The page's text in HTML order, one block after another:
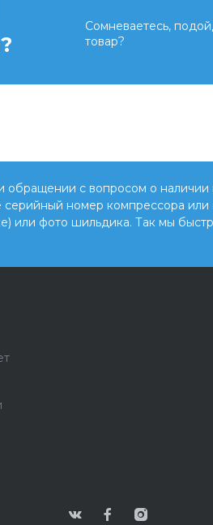
Сомневаетесь,
товар?
с вопросом о наличии
серийный номер компрессора
или фото шильдика. Так мы